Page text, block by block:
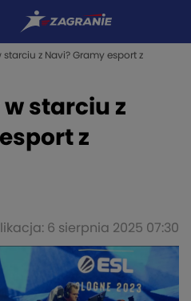
starciu z Navi? Gramy esport z
w starciu z
z
6 sierpnia 2025 07:30